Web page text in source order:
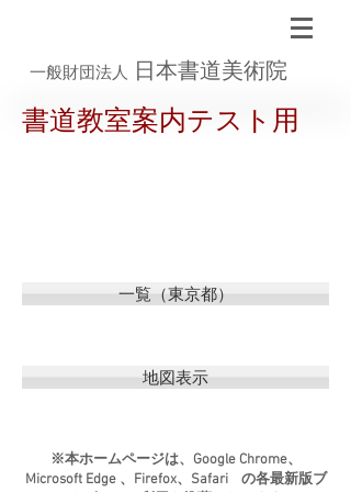
一般財団法人 日本書道美術院
書道教室案内テスト用
一覧（東京都）
地図表示
※本ホームページは、Google Chrome、
Microsoft Edge 、Firefox、Safari の各最新版ブ